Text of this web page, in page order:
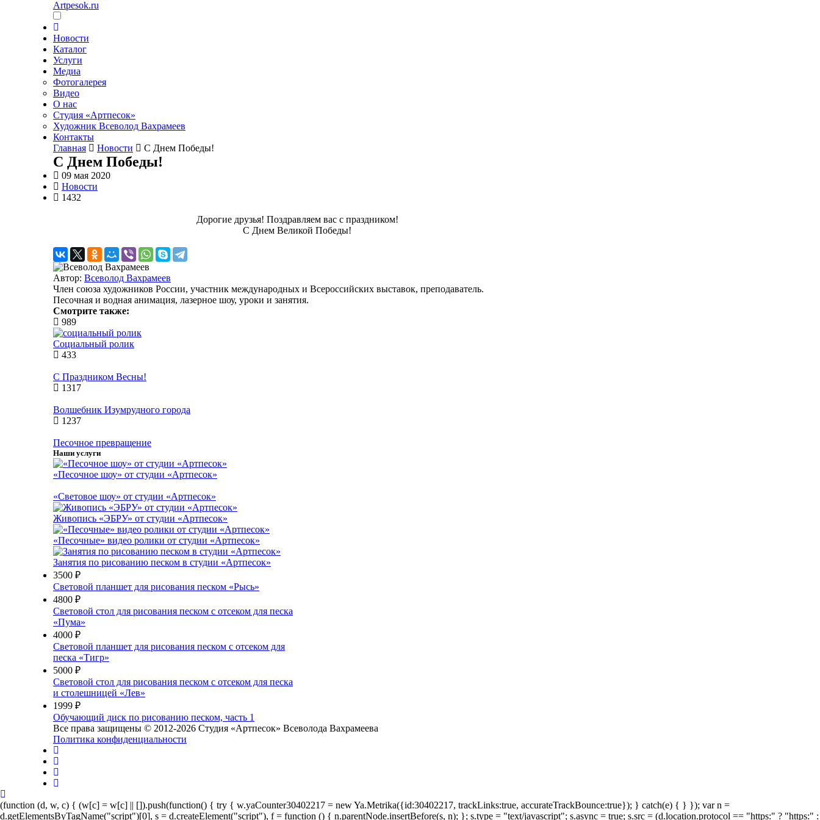
Artpesok.ru
Новости
Каталог
Услуги
Медиа
Фотогалерея
Видео
О нас
Студия «Артпесок»
Художник Всеволод Вахрамеев
Контакты
Главная
Новости C Днем Победы!
C Днем Победы!
09 мая 2020
Новости
1432
Дорогие друзья! Поздравляем вас с праздником!
С Днем Великой Победы!
Автор: Всеволод Вахрамеев
Член союза художников России, участник международных и Всероссийских выставок, преподаватель.
Песочная и водная анимация, лазерное шоу, уроки и занятия.
Смотрите также:
989
Социальный ролик
433
С Праздником Весны!
1317
Волшебник Изумрудного города
1237
Песочное превращение
Наши услуги
«Песочное шоу» от студии «Артпесок»
«Световое шоу» от студии «Артпесок»
Живопись «ЭБРУ» от студии «Артпесок»
«Песочные» видео ролики от студии «Артпесок»
Занятия по рисованию песком в студии «Артпесок»
3500 ₽
Световой планшет для рисования песком «Рысь»
4800 ₽
Световой стол для рисования песком с отсеком для песка
«Пума»
4000 ₽
Световой планшет для рисования песком с отсеком для
песка «Тигр»
5000 ₽
Световой стол для рисования песком с отсеком для песка
и столешницей «Лев»
1999 ₽
Обучающий диск по рисованию песком, часть 1
Все права защищены © 2012-2026 Студия «Артпесок» Всеволода Вахрамеева
Политика конфиденциальности
(function (d, w, c) { (w[c] = w[c] || []).push(function() { try { w.yaCounter30402217 = new Ya.Metrika({id:30402217, trackLinks:true, accurateTrackBounce:true}); } catch(e) { } }); var n =
d.getElementsByTagName("script")[0], s = d.createElement("script"), f = function () { n.parentNode.insertBefore(s, n); }; s.type = "text/javascript"; s.async = true; s.src = (d.location.protocol == "https:" ? "https:" :